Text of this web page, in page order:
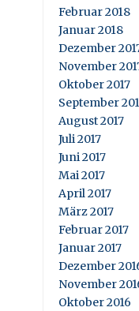
Februar 2018
Januar 2018
Dezember
November
Oktober 2017
September
August 2017
Juli 2017
Juni 2017
Mai 2017
April 2017
März 2017
Februar 2017
Januar 2017
Dezember
November
Oktober 2016